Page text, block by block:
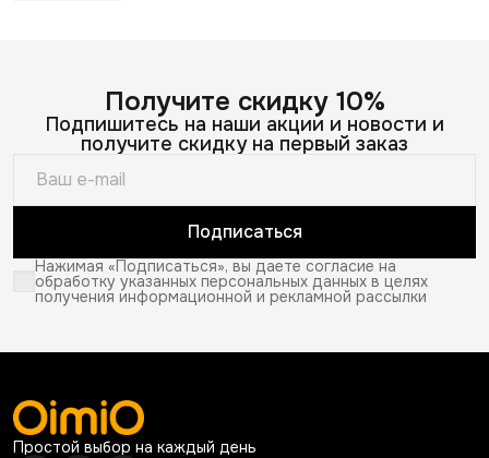
Получите скидку 10%
Подпишитесь на наши акции и новости и
получите скидку на первый заказ
Подписаться
Нажимая «Подписаться», вы даете согласие на
обработку указанных персональных данных в целях
получения информационной и рекламной рассылки
Простой выбор на каждый день